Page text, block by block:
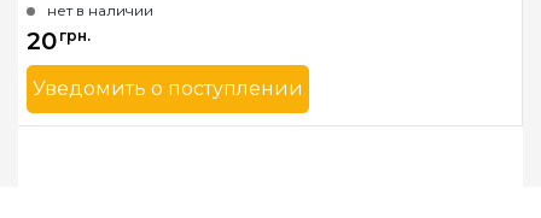
нет в наличии
20 грн.
Уведомить о поступлении
Бренд
Mnogonitok